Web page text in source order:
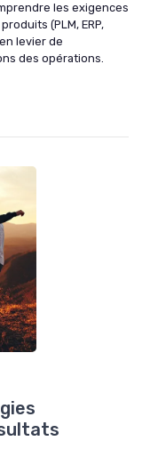
les exigences
(PLM, ERP,
levier de
des opérations.